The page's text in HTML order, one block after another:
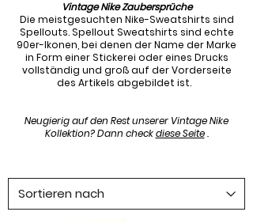
Vintage Nike Zaubersprüche
Die meistgesuchten Nike-Sweatshirts sind
Spellouts. Spellout Sweatshirts sind echte
90er-Ikonen, bei denen der Name der Marke
in Form einer Stickerei oder eines Drucks
vollständig und groß auf der Vorderseite
des Artikels abgebildet ist.
Neugierig auf den Rest unserer Vintage Nike
Kollektion? Dann checkdiese Seite​.